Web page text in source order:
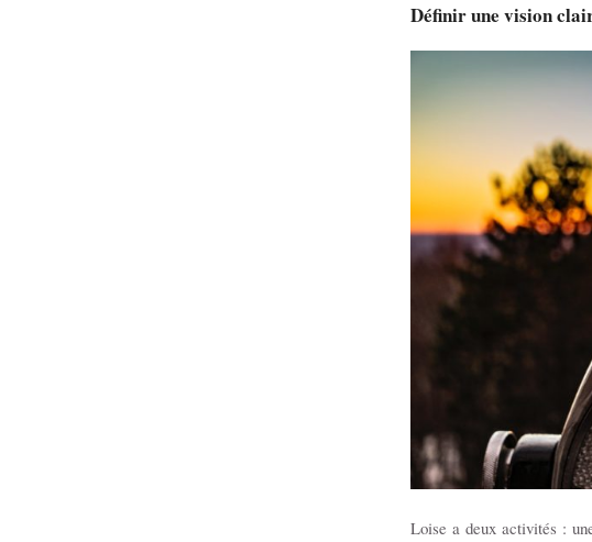
Définir une vision
Loise a deux activités :